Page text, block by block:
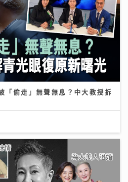
「偷走」無聲無息？中大教授拆